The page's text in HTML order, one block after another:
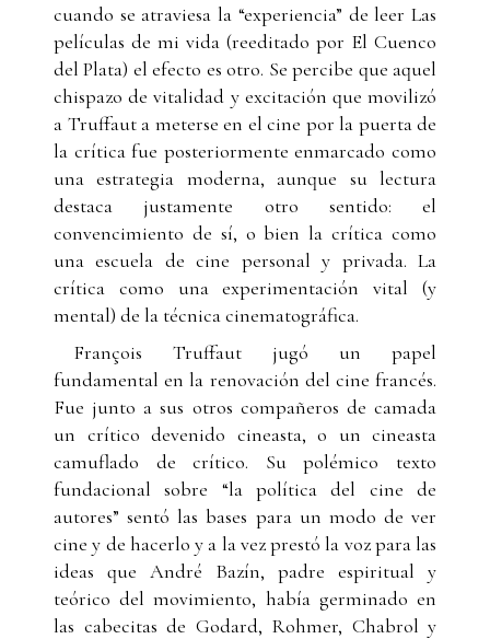
cuando se atraviesa la “experiencia” de leer Las
películas de mi vida (reeditado por El Cuenco
del Plata) el efecto es otro. Se percibe que aquel
chispazo de vitalidad y excitación que movilizó
a Truffaut a meterse en el cine por la puerta de
la crítica fue posteriormente enmarcado como
una estrategia moderna, aunque su lectura
destaca justamente otro sentido: el
convencimiento de sí, o bien la crítica como
una escuela de cine personal y privada. La
crítica como una experimentación vital (y
mental) de la técnica cinematográfica.
François Truffaut jugó un papel
fundamental en la renovación del cine francés.
Fue junto a sus otros compañeros de camada
un crítico devenido cineasta, o un cineasta
camuflado de crítico. Su polémico texto
fundacional sobre “la política del cine de
autores” sentó las bases para un modo de ver
cine y de hacerlo y a la vez prestó la voz para las
ideas que André Bazín, padre espiritual y
teórico del movimiento, había germinado en
las cabecitas de Godard, Rohmer, Chabrol y